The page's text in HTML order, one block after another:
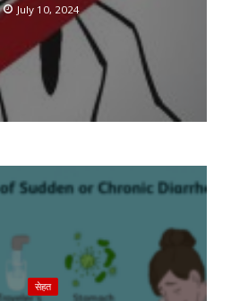
July 10, 2024
सेहत